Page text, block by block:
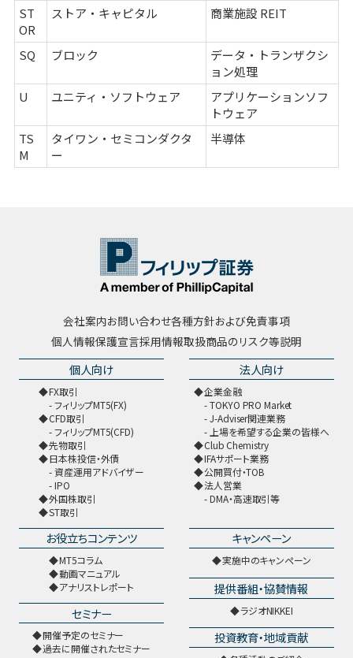
ST
OR
ストア・キャピタル 商業施設 REIT
SQ ブロック
データ・トランザクシ
ョン処理
U
ユニティ・ソフトウェア
アプリケーションソフ
トウェア
TS
M
タイワン・セミコンダクタ
ー
半導体
会社案内お問い合わせ各種方針および免責事項
個人情報保護宣言採用情報取扱商品のリスク等説明
個人向け
FX取引
フィリップMT5(FX)
CFD取引
フィリップMT5(CFD)
先物取引
日本株投信・外債
資産運用アドバイザー
IPO
外国株取引
ST取引
法人向け
企業金融
TOKYO PRO Market
J-Adviser関連業務
上場を希望する企業の皆様へ
Club Chemistry
IFAサポート業務
公開買付・TOB
法人営業
DMA・高速取引等
お役立ちコンテンツ
MT5コラム
動画マニュアル
アナリストレポート
セミナー
開催予定のセミナー
過去に開催されたセミナー
キャンペーン
実施中のキャンペーン
提供番組・協賛情報
ラジオNIKKEI
投資教育・地域貢献